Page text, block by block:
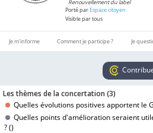
Renouvellement du label
Porté par Espace citoyen
Visible par tous
Je m'informe Comment je participe ? Je
Les thèmes de la concertation (3)
Quelles évolutions positives apportent le
Quelles points d'amélioration seraient
? ()